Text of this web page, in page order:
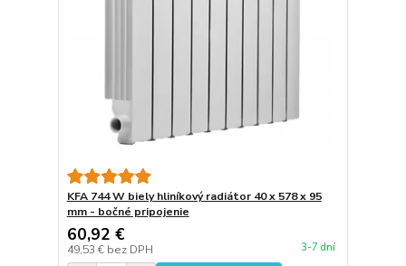
KFA 744 W biely hliníkový radiátor 40 x 578 x 95
mm - bočné pripojenie
60,92 €
49,53 € bez DPH 3-7 dní